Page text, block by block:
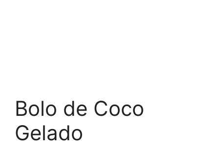
Bolo de Coco
Gelado